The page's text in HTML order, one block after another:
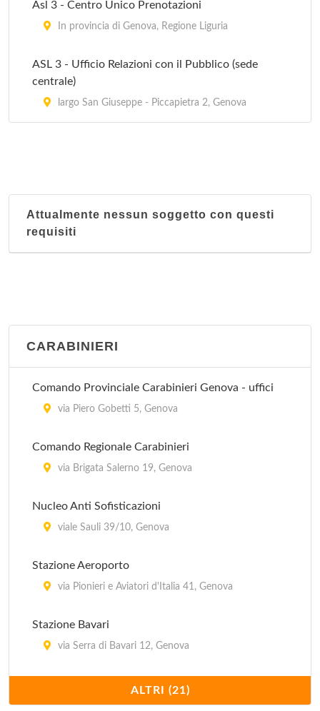
Asl 3 - Centro Unico Prenotazioni
In provincia di Genova, Regione Liguria
ASL 3 - Ufficio Relazioni con il Pubblico (sede
centrale)
largo San Giuseppe - Piccapietra 2, Genova
Attualmente nessun soggetto con questi
requisiti
CARABINIERI
Comando Provinciale Carabinieri Genova - uffici
via Piero Gobetti 5, Genova
Comando Regionale Carabinieri
via Brigata Salerno 19, Genova
Nucleo Anti Sofisticazioni
viale Sauli 39/10, Genova
Stazione Aeroporto
via Pionieri e Aviatori d'Italia 41, Genova
Stazione Bavari
via Serra di Bavari 12, Genova
via Ugo Polonio 52, Genova
ALTRI (21)